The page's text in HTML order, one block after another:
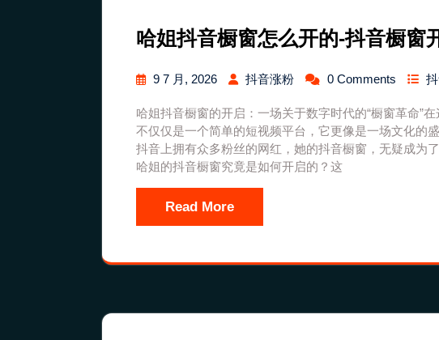
哈姐抖音橱窗怎么开的-抖音橱窗
9 7 月, 2026 抖音涨粉 0 Comments
哈姐抖音橱窗的开启：一场关于数字时代的“橱窗革命”
不仅仅是一个简单的短视频平台，它更像是一场文化的
抖音上拥有众多粉丝的网红，她的抖音橱窗，无疑成为
哈姐的抖音橱窗究竟是如何开启的？这
Read More